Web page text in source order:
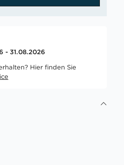
- 31.08.2026
Hier finden Sie